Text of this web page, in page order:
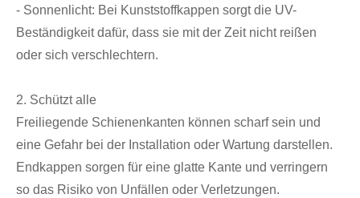
- Sonnenlicht: Bei Kunststoffkappen sorgt die UV-
Beständigkeit dafür, dass sie mit der Zeit nicht reißen
oder sich verschlechtern.
2. Schützt alle
Freiliegende Schienenkanten können scharf sein und
eine Gefahr bei der Installation oder Wartung darstellen.
Endkappen sorgen für eine glatte Kante und verringern
so das Risiko von Unfällen oder Verletzungen.